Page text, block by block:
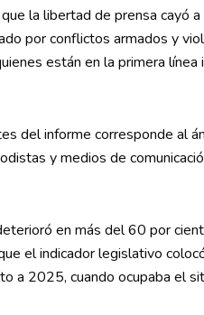
la libertad de prensa cayó
por conflictos armados y
están en la primera
del informe corresponde al
y medios de
en más del 60 por
el indicador legislativo
a 2025, cuando ocupaba el